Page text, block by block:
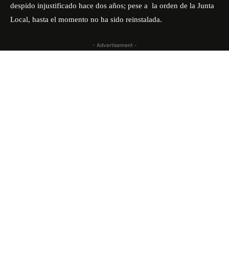
despido injustificado hace dos años; pese a la orden de la Junta
Local, hasta el momento no ha sido reinstalada.
- Advertisement -